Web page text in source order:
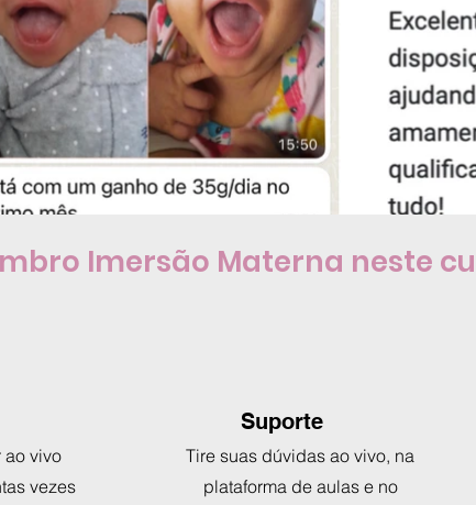
Imersão Materna neste
ao vivo
vezes
Suporte
Tire suas dúvidas ao vivo, na
plataforma de aulas e no